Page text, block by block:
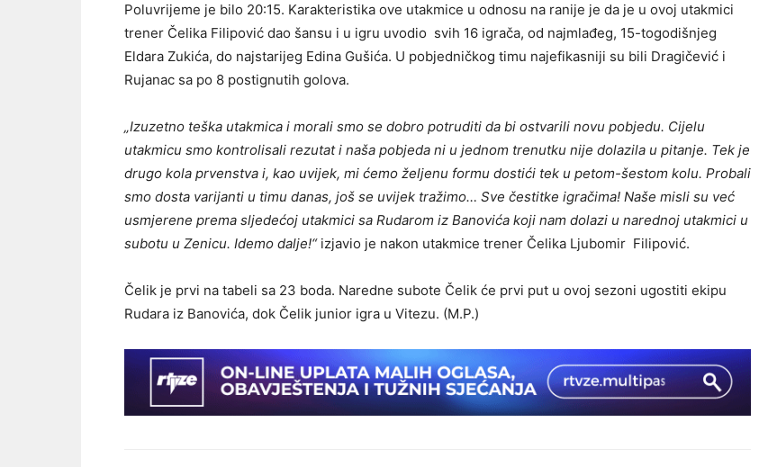
Poluvrijeme je bilo 20:15. Karakteristika ove utakmice u odnosu na ranije je da je u ovoj utakmici
trener Čelika Filipović dao šansu i u igru uvodio svih 16 igrača, od najmlađeg, 15-togodišnjeg
Eldara Zukića, do najstarijeg Edina Gušića. U pobjedničkog timu najefikasniji su bili Dragičević i
Rujanac sa po 8 postignutih golova.
„Izuzetno teška utakmica i morali smo se dobro potruditi da bi ostvarili novu pobjedu. Cijelu
utakmicu smo kontrolisali rezutat i naša pobjeda ni u jednom trenutku nije dolazila u pitanje. Tek je
drugo kola prvenstva i, kao uvijek, mi ćemo željenu formu dostići tek u petom-šestom kolu. Probali
smo dosta varijanti u timu danas, još se uvijek tražimo… Sve čestitke igračima! Naše misli su već
usmjerene prema sljedećoj utakmici sa Rudarom iz Banovića koji nam dolazi u narednoj utakmici u
subotu u Zenicu. Idemo dalje!“izjavio je nakon utakmice trener Čelika Ljubomir Filipović.
Čelik je prvi na tabeli sa 23 boda. Naredne subote Čelik će prvi put u ovoj sezoni ugostiti ekipu
Rudara iz Banovića, dok Čelik junior igra u Vitezu. (M.P.)